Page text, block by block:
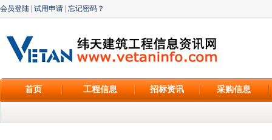
会员登陆 试用申请 忘记密码？
首页 工程信息 招标资讯 采购信息